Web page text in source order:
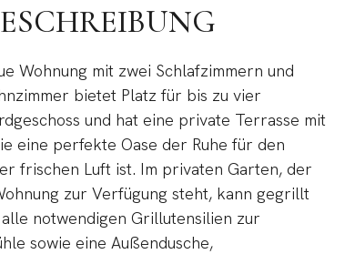
Wohnung mit zwei Schlafzimmern und
bietet Platz für bis zu vier
und hat eine private Terrasse mit
eine perfekte Oase der Ruhe für den
frischen Luft ist. Im privaten Garten, der
zur Verfügung steht, kann gegrillt
notwendigen Grillutensilien zur
sowie eine Außendusche,